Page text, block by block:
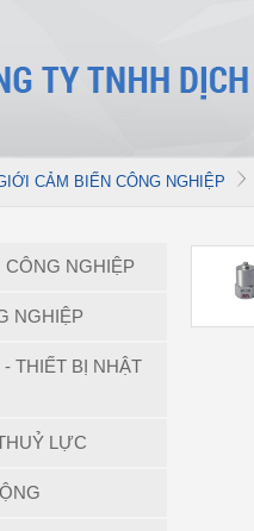
CẢM BIẾN CÔNG NGHIỆP
CÔNG NGHIỆP
NGHIỆP
THIẾT BỊ NHẬT
LỰC